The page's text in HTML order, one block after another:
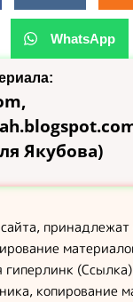
WhatsApp
Якубова)
принадлежат
гиперлинк
копирование